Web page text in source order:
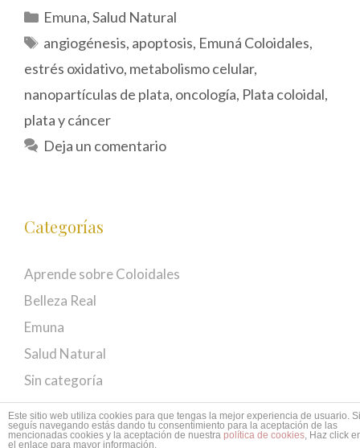
Categorías
Emuna,Salud Natural
Etiquetas
angiogénesis, apoptosis, Emuná Coloidales,
estrés oxidativo, metabolismo celular,
nanopartículas de plata, oncología, Plata coloidal,
plata y cáncer
Deja un comentario
Categorías
Aprende sobre Coloidales
Belleza Real
Emuna
Salud Natural
Sin categoría
Este sitio web utiliza cookies para que tengas la mejor experiencia de usuario. Si
seguís navegando estás dando tu consentimiento para la aceptación de las
mencionadas cookies y la aceptación de nuestra política de cookies, Haz click
el enlace para mayor información.